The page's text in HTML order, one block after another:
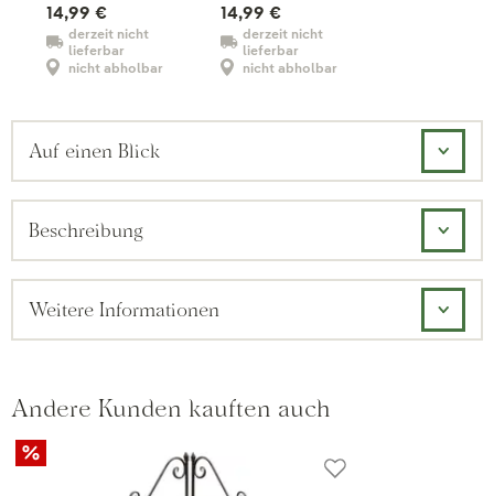
14,99 €
derzeit nicht
lieferbar
nicht abholbar
14,99 €
derzeit nicht
lieferbar
nicht abholbar
Auf einen Blick
Beschreibung
Weitere Informationen
Andere Kunden kauften auch